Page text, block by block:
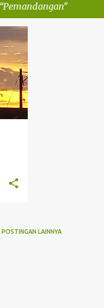
Pemandangan
+7
POSTINGAN LAINNYA